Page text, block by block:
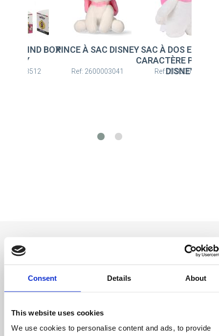
Consent Details About
This website uses cookies
We use cookies to personalise content and ads, to provide
SAC DISNEY
2600003041
SAC À DOS ENFANT
CARACTÈRE PELUCHE
DISNEY
Ref: 2100006280
PORTE-CLÉ BLIND
DISNEY
Ref: 2600003512
Soyez le premier
à savoir
monde des licences, le tout en un seul clic.